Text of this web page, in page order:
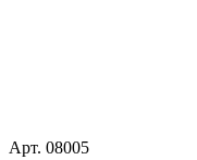
Арт. 08005